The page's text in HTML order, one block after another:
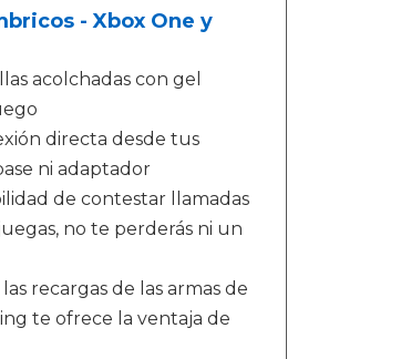
- Xbox One y
acolchadas con gel
directa desde tus
ni adaptador
de contestar llamadas
no te perderás ni un
recargas de las armas de
te ofrece la ventaja de